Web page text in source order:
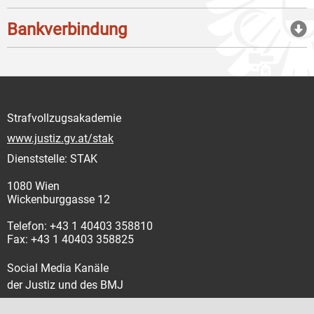
Bankverbindung
Strafvollzugsakademie
www.justiz.gv.at/stak
Dienststelle: STAK
1080 Wien
Wickenburggasse 12
Telefon: +43 1 40403 358810
Fax: +43 1 40403 358825
Social Media Kanäle
der Justiz und des BMJ